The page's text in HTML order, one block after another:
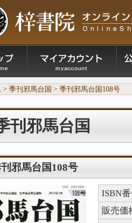
> 季刊邪馬台国 > 季刊邪馬台国108号
刊邪馬台国
邪馬台国108号
ISBN
販売価